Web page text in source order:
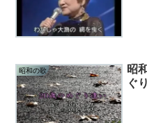
昭和の歌
昭
ぐ